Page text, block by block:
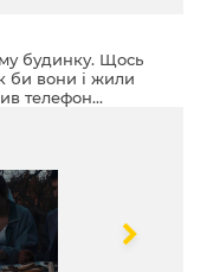
будинку. Щось
би вони і жили
телефон…